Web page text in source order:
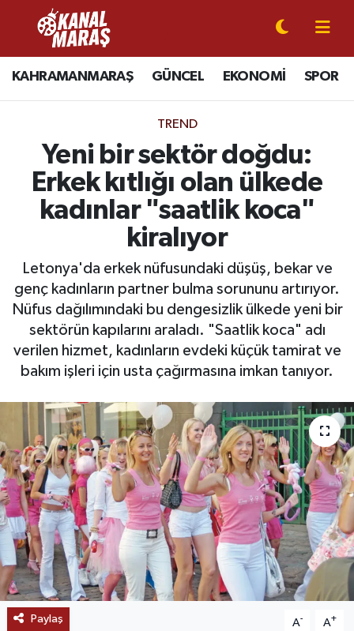
KAHRAMANMARAŞ GÜNCEL EKONOMİ SPOR
TREND
Yeni bir sektör doğdu:
Erkek kıtlığı olan ülkede
kadınlar "saatlik koca"
kiralıyor
Letonya'da erkek nüfusundaki düşüş, bekar ve
genç kadınların partner bulma sorununu artırıyor.
Nüfus dağılımındaki bu dengesizlik ülkede yeni bir
sektörün kapılarını araladı. "Saatlik koca" adı
verilen hizmet, kadınların evdeki küçük tamirat ve
bakım işleri için usta çağırmasına imkan tanıyor.
Paylaş A- A+
CANLI YAYIN
KAHRAMANMARAŞ
GÜNCEL
SPOR
SİYASET
EKONOMİ
GÜNDEM
MAGAZİN
SAĞLIK
EĞİTİM
BÖLGE
KEŞFET
POPÜLER
DÜNYA
TREND
Kahramanmaraş Nöbetçi Eczaneler
Kahramanmaraş Hava Durumu
Kahramanmaraş Namaz Vakitleri
Kahramanmaraş Trafik Yoğunluk Haritası
Süper Lig Puan Durumu ve Fikstür
Tüm Manşetler
Son Dakika Haberleri
Haber Arşivi